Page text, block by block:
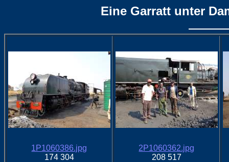
Eine Garratt unter
1P1060386.jpg
174 304
2P1060362.jpg
208 517